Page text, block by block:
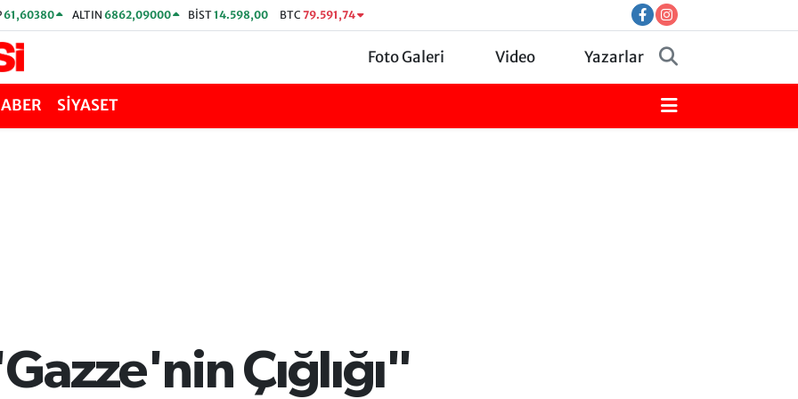
61,60380 ALTIN 6862,09000 BİST14.598,00 BTC 79.591,74
Foto Galeri Video Yazarlar
SİYASET
Çığlığı"